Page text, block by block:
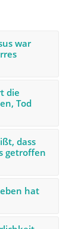
war
die
Tod
dass
getroffen
hat